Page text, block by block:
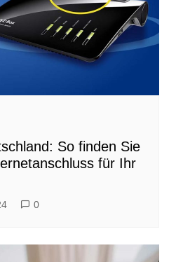
So finden Sie
für Ihr
0